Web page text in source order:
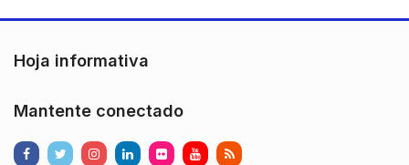
Hoja informativa
Mantente conectado